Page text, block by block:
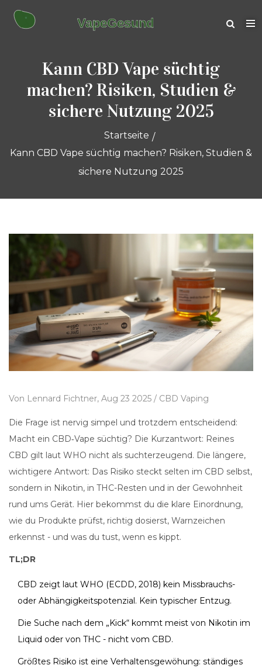
Kann CBD Vape süchtig
machen? Risiken, Studien &
sichere Nutzung 2025
Startseite
Kann CBD Vape süchtig machen? Risiken, Studien &
sichere Nutzung 2025
Von Lennard Fichtner, Aug 23 2025 / CBD Vaping
Die Frage ist nervig simpel und trotzdem entscheidend:
Macht ein CBD‑Vape süchtig? Die Kurzantwort: Reines
CBD gilt laut WHO nicht als suchterzeugend. Die längere,
wichtigere Antwort: Das Risiko steckt selten im CBD selbst,
sondern in Nikotin, in THC-Resten und in der Gewohnheit
rund ums Gerät. Hier bekommst du die klare Einordnung,
wie du Produkte prüfst, richtig dosierst, Warnzeichen
erkennst - und was du tust, wenn es kippt.
TL;DR
CBD zeigt laut WHO (ECDD, 2018) kein Missbrauchs-
oder Abhängigkeitspotenzial. Kein typischer Entzug.
Die Suche nach dem „Kick“ kommt meist von Nikotin im
Liquid oder von THC - nicht vom CBD.
Größtes Risiko ist eine Verhaltensgewöhung: ständiges